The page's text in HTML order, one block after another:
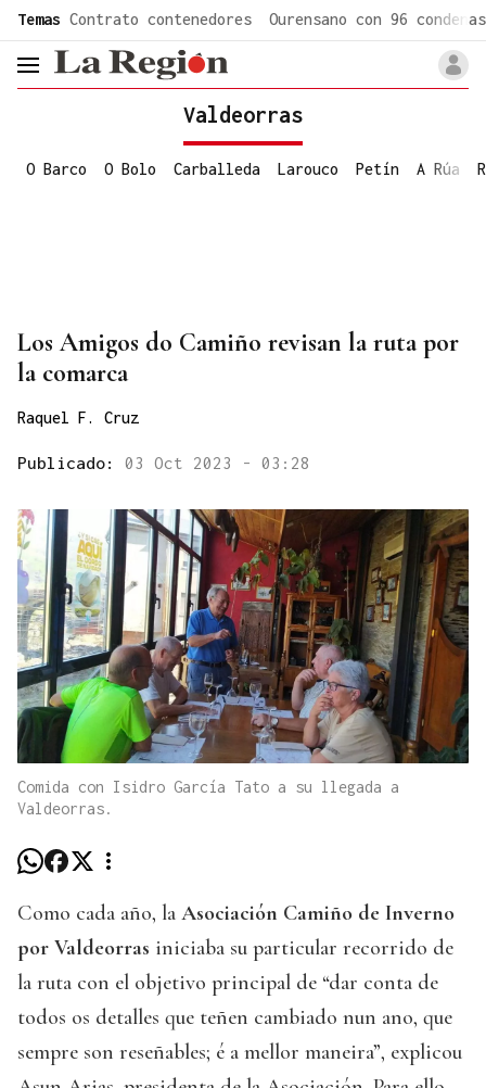
Temas Contrato contenedores Ourensano con 96 condenas
header.menu.open
Valdeorras
O Barco O Bolo Carballeda Larouco Petín A Rúa
Los Amigos do Camiño revisan la ruta por
la comarca
Raquel F. Cruz
Publicado: 03 Oct 2023 - 03:28
Comida con Isidro García Tato a su llegada a
Valdeorras.
Como cada año, la Asociación Camiño de Inverno
por Valdeorras iniciaba su particular recorrido de
la ruta con el objetivo principal de “dar conta de
todos os detalles que teñen cambiado nun ano, que
sempre son reseñables; é a mellor maneira”, explicou